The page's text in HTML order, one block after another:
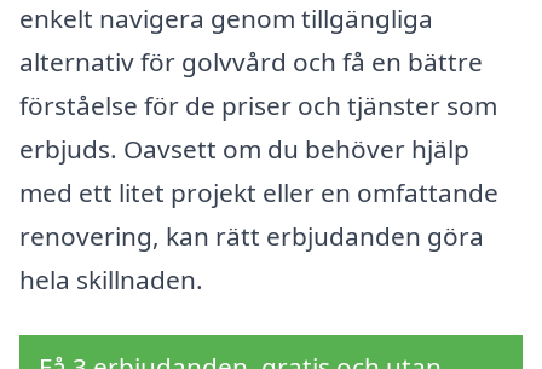
enkelt navigera genom tillgängliga
alternativ för golvvård och få en bättre
förståelse för de priser och tjänster som
erbjuds. Oavsett om du behöver hjälp
med ett litet projekt eller en omfattande
renovering, kan rätt erbjudanden göra
hela skillnaden.